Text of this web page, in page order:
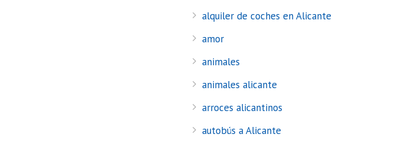
alquiler de coches en Alicante
amor
animales
animales alicante
arroces alicantinos
autobús a Alicante